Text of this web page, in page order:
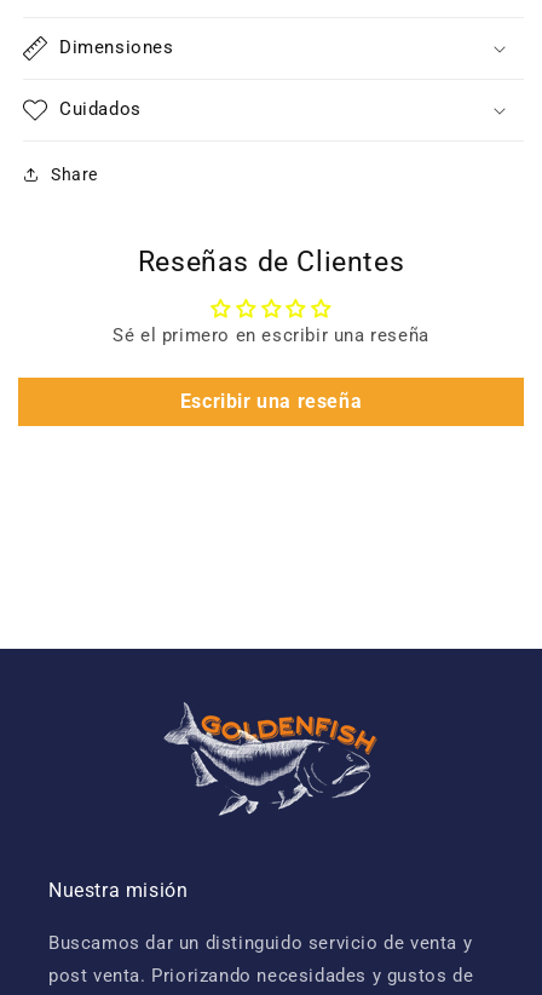
Dimensiones
Cuidados
Share
Reseñas de Clientes
Sé el primero en escribir una reseña
Escribir una reseña
Nuestra misión
Buscamos dar un distinguido servicio de venta y
post venta. Priorizando necesidades y gustos de